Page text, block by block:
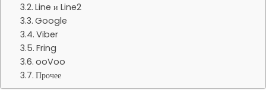
Line и Line2
Google
Viber
Fring
ooVoo
Прочее